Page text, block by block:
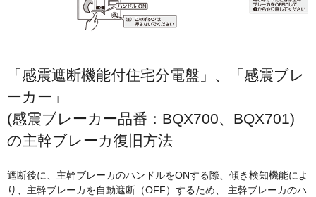
「感震遮断機能付住宅分電盤」、「感震ブレ
ーカー」
(感震ブレーカー品番：BQX700、BQX701)
の主幹ブレーカ復旧方法
遮断後に、主幹ブレーカのハンドルをONする際、傾き検知機能によ
り、主幹ブレーカを自動遮断（OFF）するため、
主幹ブレーカのハ